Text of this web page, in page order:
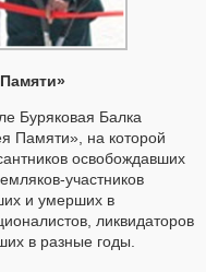
Буряковая Балка
Памяти», на которой
освобождавших
участников
и умерших в
ликвидаторов
в разные годы.